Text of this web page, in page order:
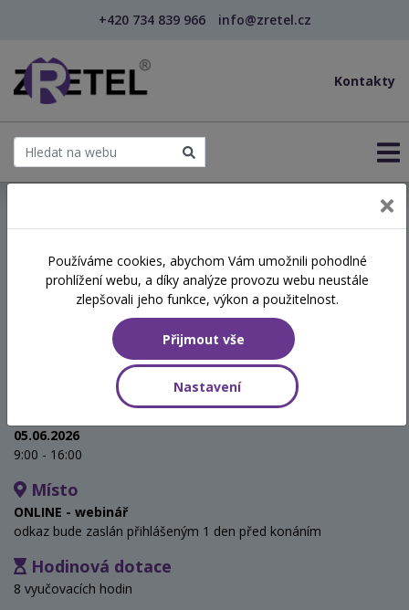
+420 734 839 966 info@zretel.cz
Kontakty
Podpora klienta v obtížných
životních situacích: základní
orientace
05.06.2026
9:00 - 16:00
Místo
ONLINE - webinář
odkaz bude zaslán přihlášeným 1 den před konáním
Hodinová dotace
8 vyučovacích hodin
Používáme cookies, abychom Vám umožnili pohodlné
prohlížení webu, a díky analýze provozu webu neustále
zlepšovali jeho funkce, výkon a použitelnost.
Přijmout vše
Nastavení